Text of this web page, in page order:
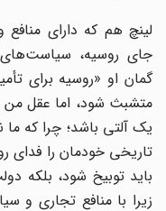
لینچ هم که دارای منافع
تاریخی خودمان را فدای
باید توبیخ شود، بلکه
زیرا با منافع تجاری و